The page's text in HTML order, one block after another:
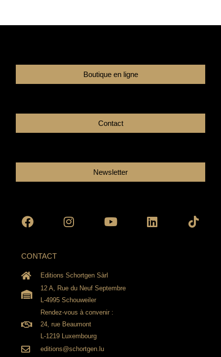
Boutique en ligne
Contact
Newsletter
CONTACT
Editions Schortgen Sàrl
12 A, Rue du Neuf Septembre
L-4995 Schouweiler
Rendez-vous à convenir :
24, rue Beaumont
L-1219 Luxembourg
editions@schortgen.lu